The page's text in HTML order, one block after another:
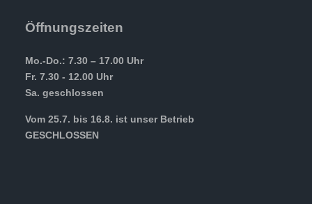
Öffnungszeiten
Mo.-Do.: 7.30 – 17.00 Uhr
Fr. 7.30 - 12.00 Uhr
Sa. geschlossen
Vom 25.7. bis 16.8. ist unser Betrieb
GESCHLOSSEN